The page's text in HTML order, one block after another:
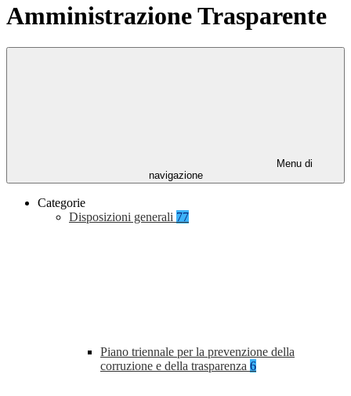
Amministrazione Trasparente
Menu di
navigazione
Categorie
Disposizioni generali 77
Piano triennale per la prevenzione della
corruzione e della trasparenza 6